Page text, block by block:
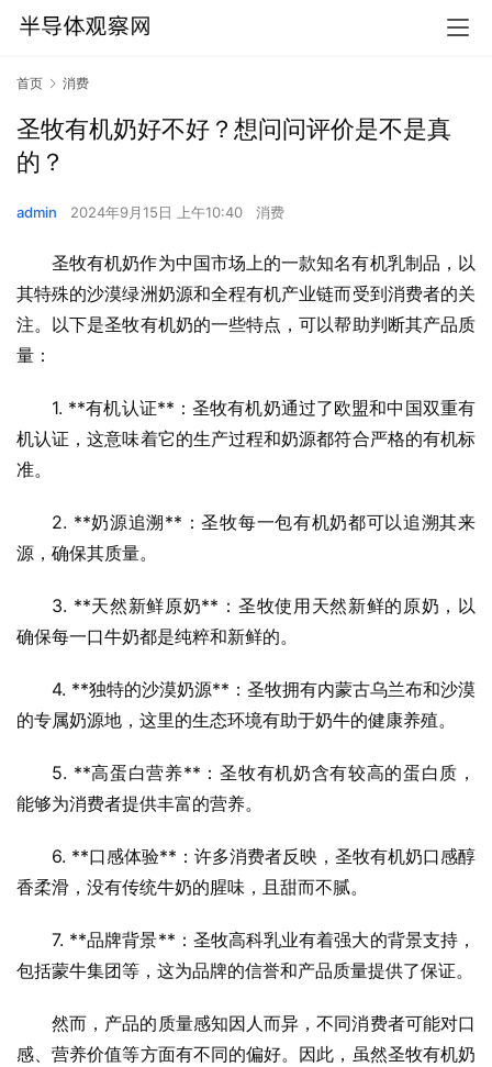
首页 消费
圣牧有机奶好不好？想问问评价是不是真
的？
admin 2024年9月15日 上午10:40 消费
圣牧有机奶作为中国市场上的一款知名有机乳制品，以
其特殊的沙漠绿洲奶源和全程有机产业链而受到消费者的关
注。以下是圣牧有机奶的一些特点，可以帮助判断其产品质
量：
1. **有机认证**：圣牧有机奶通过了欧盟和中国双重有
机认证，这意味着它的生产过程和奶源都符合严格的有机标
准。
2. **奶源追溯**：圣牧每一包有机奶都可以追溯其来
源，确保其质量。
3. **天然新鲜原奶**：圣牧使用天然新鲜的原奶，以
确保每一口牛奶都是纯粹和新鲜的。
4. **独特的沙漠奶源**：圣牧拥有内蒙古乌兰布和沙漠
的专属奶源地，这里的生态环境有助于奶牛的健康养殖。
5. **高蛋白营养**：圣牧有机奶含有较高的蛋白质，
能够为消费者提供丰富的营养。
6. **口感体验**：许多消费者反映，圣牧有机奶口感醇
香柔滑，没有传统牛奶的腥味，且甜而不腻。
7. **品牌背景**：圣牧高科乳业有着强大的背景支持，
包括蒙牛集团等，这为品牌的信誉和产品质量提供了保证。
然而，产品的质量感知因人而异，不同消费者可能对口
感、营养价值等方面有不同的偏好。因此，虽然圣牧有机奶